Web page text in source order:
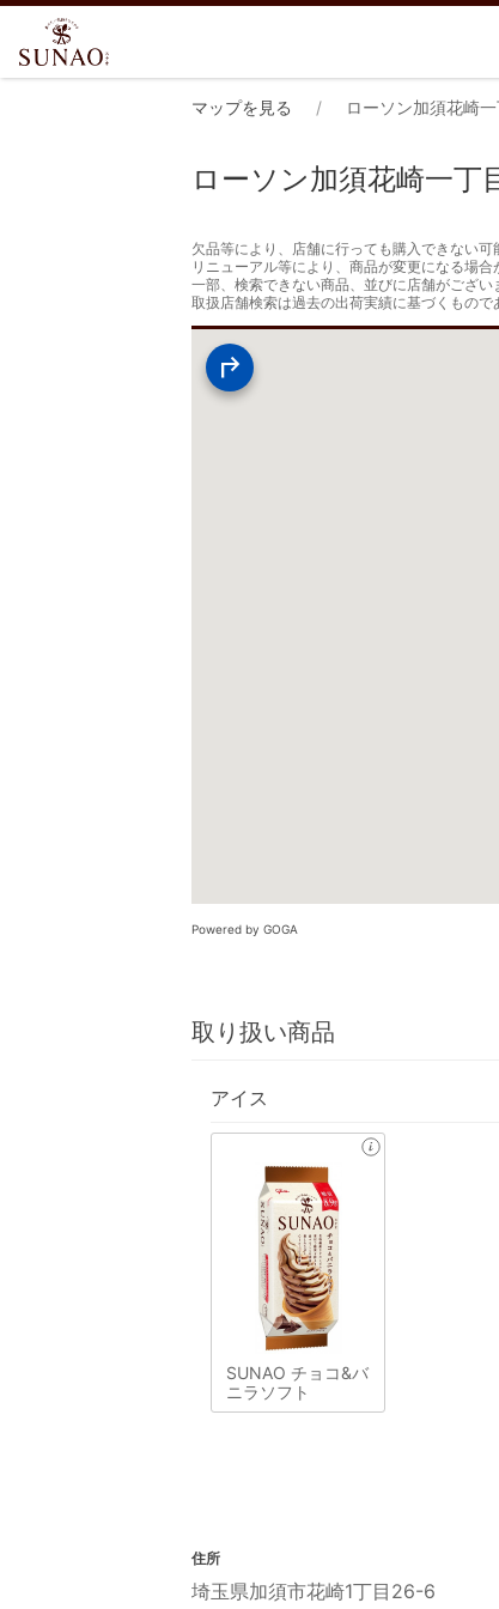
マップを見る ローソン加須花崎一
ローソン加須花崎一丁
欠品等により、店舗に行っても購入できない可
リニューアル等により、商品が変更になる場合
一部、検索できない商品、並びに店舗がござい
取扱店舗検索は過去の出荷実績に基づくもの
Powered by GOGA
取り扱い商品
アイス
SUNAO チョコ&バ
ニラソフト
住所
埼玉県加須市花崎1丁目26-6